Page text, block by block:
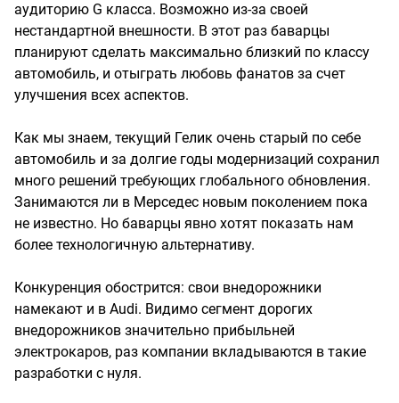
аудиторию G класса. Возможно из-за своей
нестандартной внешности. В этот раз баварцы
планируют сделать максимально близкий по классу
автомобиль, и отыграть любовь фанатов за счет
улучшения всех аспектов.
Как мы знаем, текущий Гелик очень старый по себе
автомобиль и за долгие годы модернизаций сохранил
много решений требующих глобального обновления.
Занимаются ли в Мерседес новым поколением пока
не известно. Но баварцы явно хотят показать нам
более технологичную альтернативу.
Конкуренция обострится: свои внедорожники
намекают и в Audi. Видимо сегмент дорогих
внедорожников значительно прибыльней
электрокаров, раз компании вкладываются в такие
разработки с нуля.